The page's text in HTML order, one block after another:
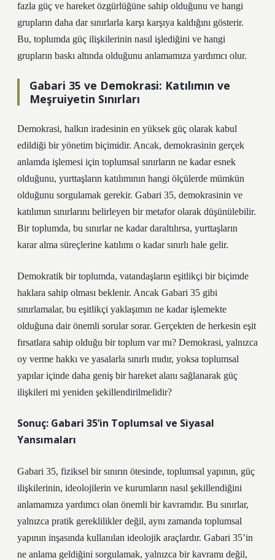
fazla güç ve hareket özgürlüğüne sahip olduğunu ve hangi
grupların daha dar sınırlarla karşı karşıya kaldığını gösterir.
Bu, toplumda güç ilişkilerinin nasıl işlediğini ve hangi
grupların baskı altında olduğunu anlamamıza yardımcı olur.
Gabari 35 ve Demokrasi: Katılımın ve
Meşruiyetin Sınırları
Demokrasi, halkın iradesinin en yüksek güç olarak kabul
edildiği bir yönetim biçimidir. Ancak, demokrasinin gerçek
anlamda işlemesi için toplumsal sınırların ne kadar esnek
olduğunu, yurttaşların katılımının hangi ölçülerde mümkün
olduğunu sorgulamak gerekir. Gabari 35, demokrasinin ve
katılımın sınırlarını belirleyen bir metafor olarak düşünülebilir.
Bir toplumda, bu sınırlar ne kadar daraltılırsa, yurttaşların
karar alma süreçlerine katılımı o kadar sınırlı hale gelir.
Demokratik bir toplumda, vatandaşların eşitlikçi bir biçimde
haklara sahip olması beklenir. Ancak Gabari 35 gibi
sınırlamalar, bu eşitlikçi yaklaşımın ne kadar işlemekte
olduğuna dair önemli sorular sorar. Gerçekten de herkesin eşit
fırsatlara sahip olduğu bir toplum var mı? Demokrasi, yalnızca
oy verme hakkı ve yasalarla sınırlı mıdır, yoksa toplumsal
yapılar içinde daha geniş bir hareket alanı sağlanarak güç
ilişkileri mi yeniden şekillendirilmelidir?
Sonuç: Gabari 35’in Toplumsal ve Siyasal
Yansımaları
Gabari 35, fiziksel bir sınırın ötesinde, toplumsal yapının, güç
ilişkilerinin, ideolojilerin ve kurumların nasıl şekillendiğini
anlamamıza yardımcı olan önemli bir kavramdır. Bu sınırlar,
yalnızca pratik gereklilikler değil, aynı zamanda toplumsal
yapının inşasında kullanılan ideolojik araçlardır. Gabari 35’in
ne anlama geldiğini sorgulamak, yalnızca bir kavramı değil,